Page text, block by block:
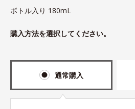
ボトル入り 180mL
購入方法を選択してください。
通常購入